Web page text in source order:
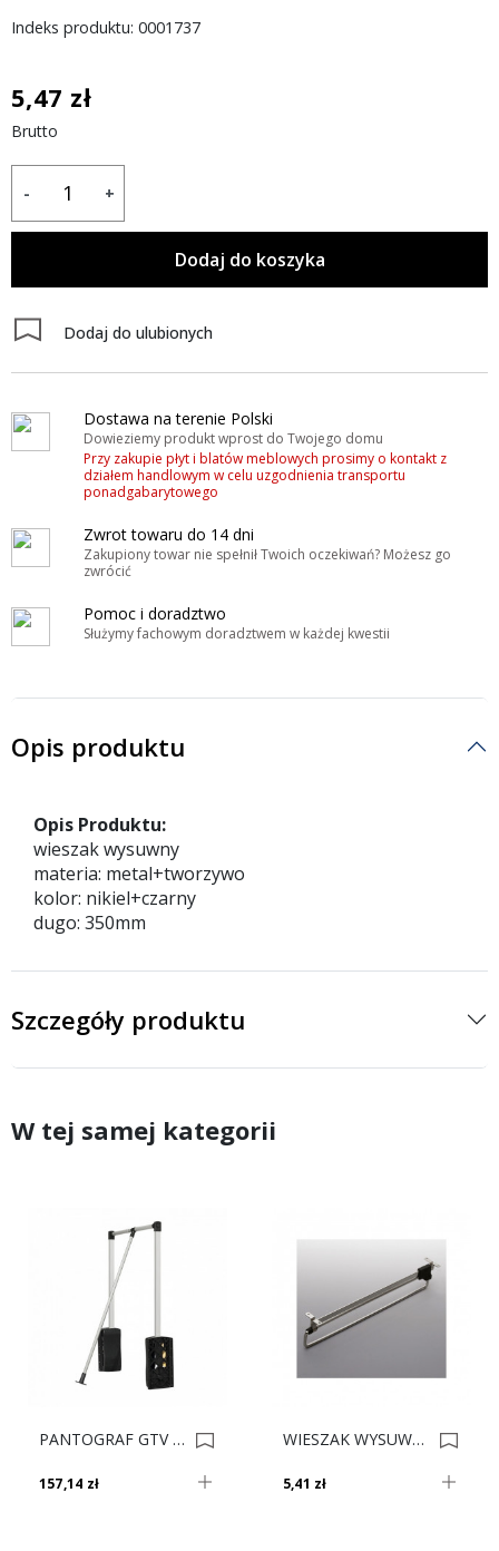
Indeks produktu: 0001737
5,47 zł
Brutto
- +
Dodaj do koszyka
Dodaj do ulubionych
Dostawa na terenie Polski
Dowieziemy produkt wprost do Twojego domu
Przy zakupie płyt i blatów meblowych prosimy o kontakt z
działem handlowym w celu uzgodnienia transportu
ponadgabarytowego
Zwrot towaru do 14 dni
Zakupiony towar nie spełnił Twoich oczekiwań? Możesz go
zwrócić
Pomoc i doradztwo
Służymy fachowym doradztwem w każdej kwestii
Opis produktu
Opis Produktu:
wieszak wysuwny
materia: metal+tworzywo
kolor: nikiel+czarny
dugo: 350mm
Szczegóły produktu
W tej samej kategorii
PANTOGRAF GTV 83/115 8kg CZARNY/ALUM. PG-AL83115-20 Z 0005583
157,14 zł
WIESZAK WYSUWNY L-300 NIKIEL 0001736
5,41 zł